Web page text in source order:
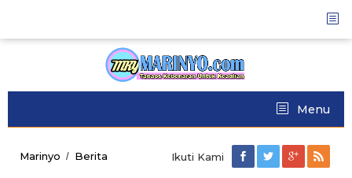
content
Menu
Marinyo / Berita Ikuti Kami